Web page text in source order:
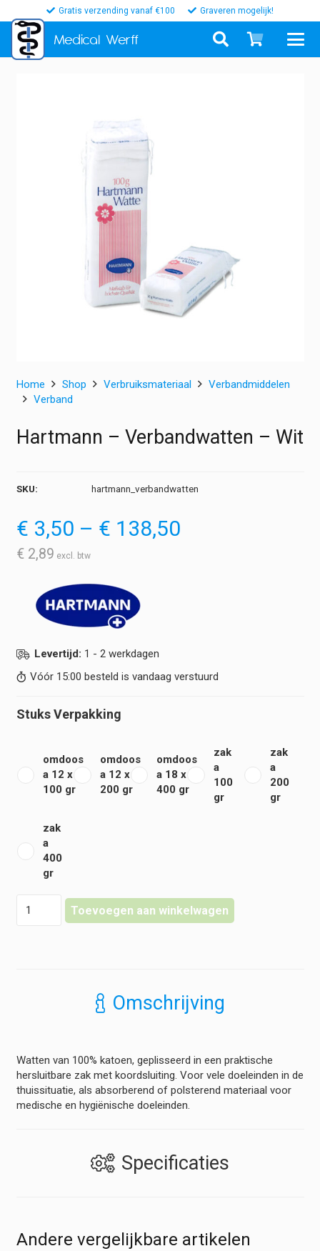
Gratis verzending vanaf €100 Graveren mogelijk!
Medical Werff
Home Shop Verbruiksmateriaal
Verbandmiddelen
Verband
Hartmann – Verbandwatten – Wit
SKU: hartmann_verbandwatten
€ 3,50 – € 138,50Prijsklasse:
€ 2,89
Levertijd: 1 - 2 werkdagen
Vóór 15:00 besteld is vandaag verstuurd
Stuks Verpakking
omdoos
a 12 x
100 gr
omdoos
a 12 x
200 gr
omdoos
a 18 x
400 gr
zak
a
100
gr
zak
a
200
gr
zak
a
400
gr
Toevoegen aan winkelwagen
Omschrijving
Watten van 100% katoen, geplisseerd in een praktische
hersluitbare zak met koordsluiting. Voor vele doeleinden in de
thuissituatie, als absorberend of polsterend materiaal voor
medische en hygiënische doeleinden.
Specificaties
Andere vergelijkbare artikelen